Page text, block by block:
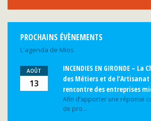
PROCHAINS ÉVÈNEMENTS
L'agenda de Mios
AOÛT
13
INCENDIES EN GIRONDE – La
des Métiers et de l’Artisanat
rencontre des entreprises
Afin d’apporter une réponse
de pro...